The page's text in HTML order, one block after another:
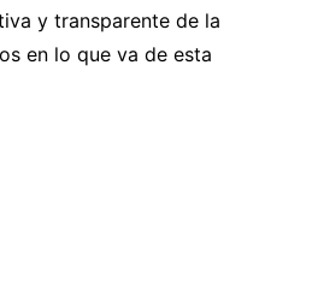
y transparente de la
en lo que va de esta